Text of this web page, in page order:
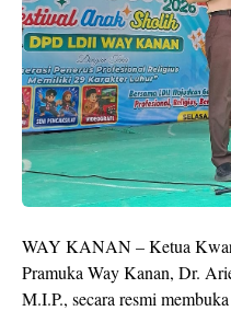
WAY KANAN – Ketua
Pramuka Way Kanan, Dr.
M.I.P., secara resmi